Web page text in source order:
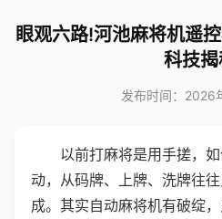
眼观六路!河池麻将机遥
科技
发布时间：2026
以前打麻将是用手搓，
动，从码牌、上牌、洗牌往
成。其实自动麻将机有破绽